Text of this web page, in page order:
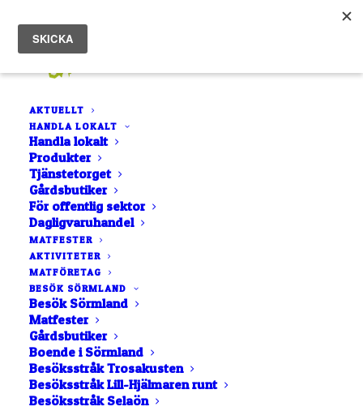
AKTUELLT
HANDLA LOKALT
Handla lokalt
Produkter
Tjänstetorget
Gårdsbutiker
För offentlig sektor
Dagligvaruhandel
MATFESTER
AKTIVITETER
MATFÖRETAG
BESÖK SÖRMLAND
Besök Sörmland
Matfester
Gårdsbutiker
Boende i Sörmland
Besöksstråk Trosakusten
Besöksstråk Lill-Hjälmaren runt
Besöksstråk Selaön
Kött, chark och fågel
I sörmland har vi flera producenter av
kött, chark och fågel.